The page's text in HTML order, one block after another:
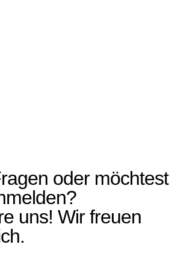
oder möchtest
uns! Wir freuen